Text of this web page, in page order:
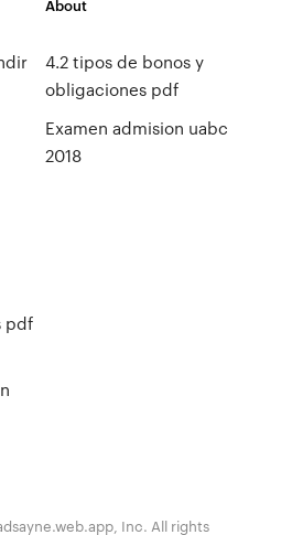
About
4.2 tipos de bonos y
obligaciones pdf
Examen admision uabc
2018
pdf
Inc. All rights